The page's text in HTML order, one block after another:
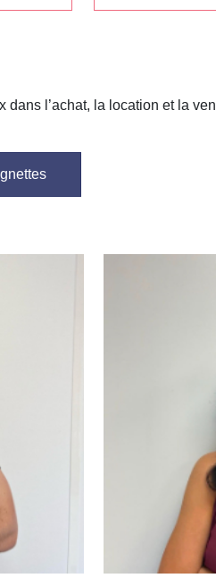
l’achat, la location et la